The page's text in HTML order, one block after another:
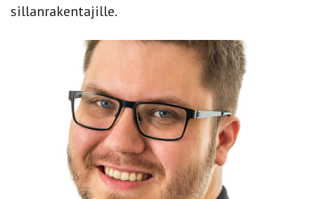
sillanrakentajille.